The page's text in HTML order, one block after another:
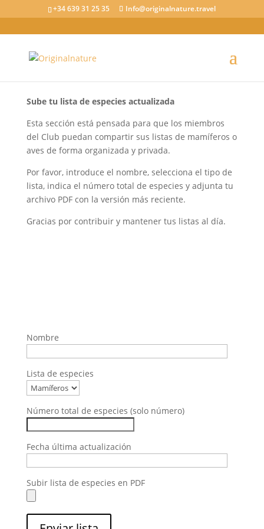
+34 639 31 25 35 Info@originalnature.travel
Sube tu lista de especies actualizada
Esta sección está pensada para que los miembros
del Club puedan compartir sus listas de mamíferos o
aves de forma organizada y privada.
Por favor, introduce el nombre, selecciona el tipo de
lista, indica el número total de especies y adjunta tu
archivo PDF con la versión más reciente.
Gracias por contribuir y mantener tus listas al día.
Nombre
Lista de especies
Número total de especies (solo número)
Fecha última actualización
Subir lista de especies en PDF